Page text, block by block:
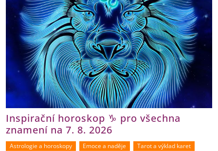
Inspirační horoskop ♑ pro všechna
znamení na 7. 8. 2026
Astrologie a horoskopy Emoce a naděje Tarot a výklad karet